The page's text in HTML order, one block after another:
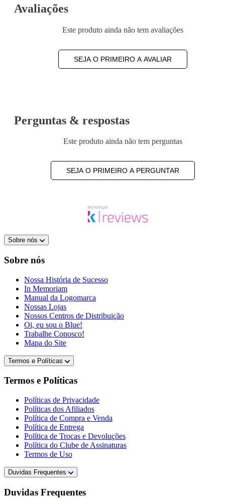
Avaliações
Este produto ainda não tem avaliações
SEJA O PRIMEIRO A AVALIAR
Perguntas & respostas
Este produto ainda não tem perguntas
SEJA O PRIMEIRO A PERGUNTAR
Sobre nós
Sobre nós
Nossa História de Sucesso
In Memoriam
Manual da Logomarca
Nossas Lojas
Nossos Centros de Distribuição
Oi, eu sou o Blue!
Trabalhe Conosco!
Mapa do Site
Termos e Políticas
Termos e Políticas
Políticas de Privacidade
Políticas dos Afiliados
Política de Compra e Venda
Política de Entrega
Política de Trocas e Devoluções
Política do Clube de Assinaturas
Termos de Uso
Duvidas Frequentes
Duvidas Frequentes